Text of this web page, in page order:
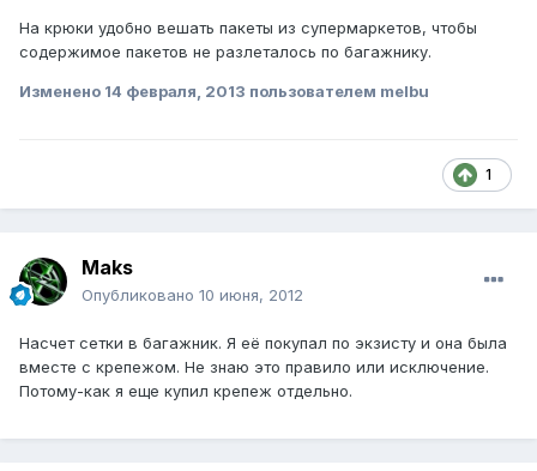
На крюки удобно вешать пакеты из супермаркетов, чтобы
содержимое пакетов не разлеталось по багажнику.
Изменено 14 февраля, 2013 пользователем melbu
1
Maks
Опубликовано 10 июня, 2012
Насчет сетки в багажник. Я её покупал по экзисту и она была
вместе с крепежом. Не знаю это правило или исключение.
Потому-как я еще купил крепеж отдельно.